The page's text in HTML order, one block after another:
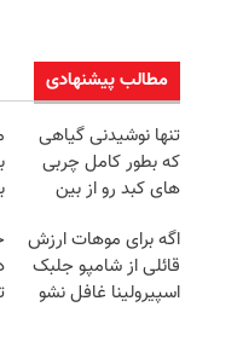
مطالب پیشنهادی
تنها نوشیدنی گیاهی
که بطور کامل چربی
های کبد رو از بین
اگه برای موهات ارزش
قائلی از شامپو جلبک
اسپیرولینا غافل نشو